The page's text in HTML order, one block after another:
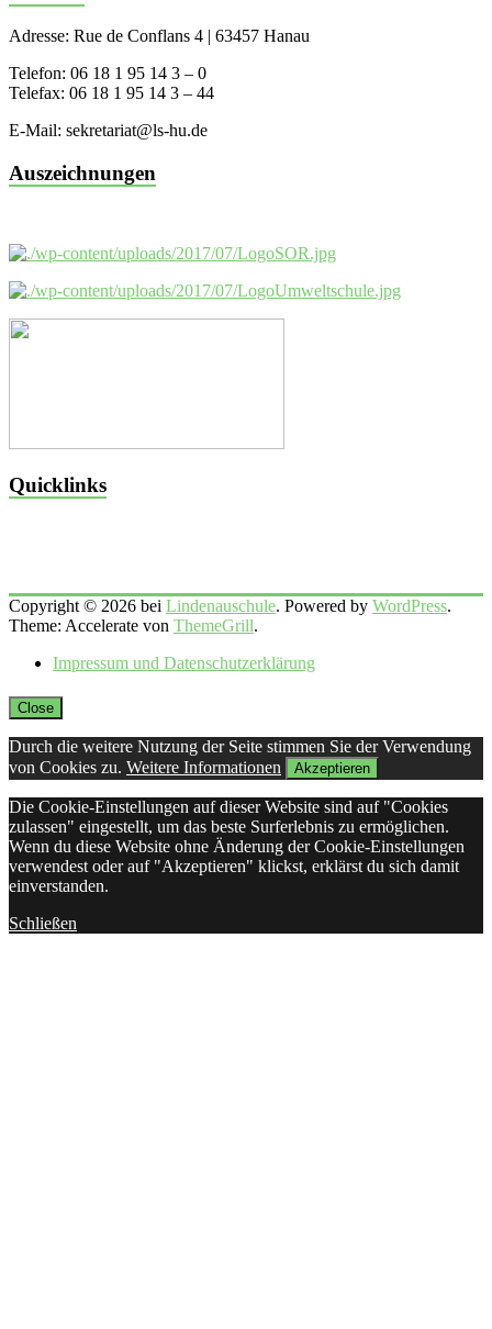
Adresse: Rue de Conflans 4 | 63457 Hanau
Telefon: 06 18 1 95 14 3 – 0
Telefax: 06 18 1 95 14 3 – 44
E-Mail: sekretariat@ls-hu.de
Auszeichnungen
Quicklinks
Copyright © 2026 bei Lindenauschule. Powered by WordPress.
Theme: Accelerate von ThemeGrill.
Impressum und Datenschutzerklärung
Close
Durch die weitere Nutzung der Seite stimmen Sie der Verwendung
von Cookies zu. Weitere Informationen Akzeptieren
Die Cookie-Einstellungen auf dieser Website sind auf "Cookies
zulassen" eingestellt, um das beste Surferlebnis zu ermöglichen.
Wenn du diese Website ohne Änderung der Cookie-Einstellungen
verwendest oder auf "Akzeptieren" klickst, erklärst du sich damit
einverstanden.
Schließen